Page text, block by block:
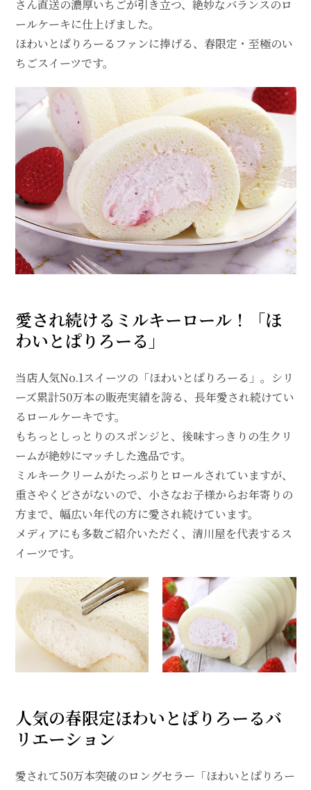
さん直送の濃厚いちごが引き立つ、絶妙なバランスのロ
ールケーキに仕上げました。
ほわいとぱりろーるファンに捧げる、春限定・至極のい
ちごスイーツです。
愛され続けるミルキーロール！「ほ
わいとぱりろーる」
当店人気No.1スイーツの「ほわいとぱりろーる」。シリ
ーズ累計50万本の販売実績を誇る、長年愛され続けてい
るロールケーキです。
もちっとしっとりのスポンジと、後味すっきりの生クリ
ームが絶妙にマッチした逸品です。
ミルキークリームがたっぷりとロールされていますが、
重さやくどさがないので、小さなお子様からお年寄りの
方まで、幅広い年代の方に愛され続けています。
メディアにも多数ご紹介いただく、清川屋を代表するス
イーツです。
人気の春限定ほわいとぱりろーるバ
リエーション
愛されて50万本突破のロングセラー「ほわいとぱりろー